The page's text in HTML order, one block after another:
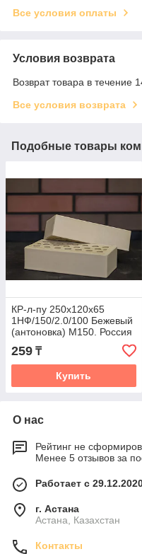
Все условия оплаты
Условия возврата
Возврат товара в течение
Все условия возврата
Подобные товары
КР-л-пу 250x120x65
1НФ/150/2.0/100 Бежевый
(антоновка) М150. Россия
259 ₸
Купить
О нас
Рейтинг не
Менее 5 отзывов за
Работает с
г. Астана
Астана, Казахстан
Контакты